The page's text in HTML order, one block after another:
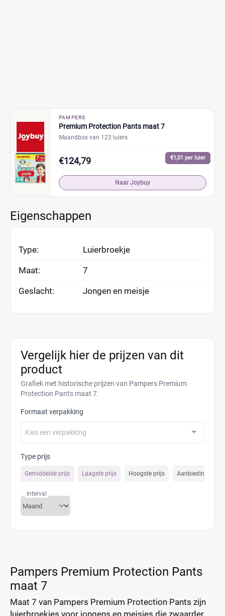
PAMPERS
Premium Protection Pants maat 7
Maandbox van 123 luiers
€1,01 per luier
€124,79
Naar Joybuy
Eigenschappen
Type: Luierbroekje
Maat: 7
Geslacht: Jongen en meisje
Vergelijk hier de prijzen van dit
product
Grafiek met historische prijzen van Pampers Premium
Protection Pants maat 7.
Formaat verpakking
Kies een verpakking
Type prijs
Gemiddelde prijs Laagste prijs Hoogste prijs Aanbiedings prijs
Interval
Pampers Premium Protection Pants
maat 7
Maat 7 van Pampers Premium Protection Pants zijn
luierbroekjes voor jongens en meisjes die zwaarder